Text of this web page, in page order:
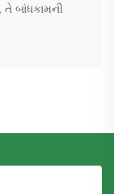
બાંધકામની